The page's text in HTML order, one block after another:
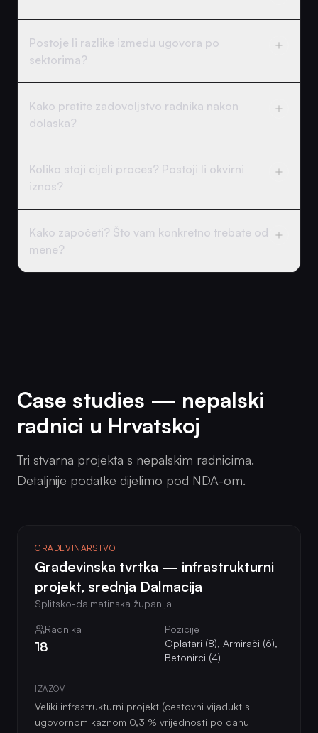
Postoje li razlike između ugovora po
sektorima?
Kako pratite zadovoljstvo radnika nakon
dolaska?
Koliko stoji cijeli proces? Postoji li okvirni
iznos?
Kako započeti? Što vam konkretno trebate od
mene?
Case studies — nepalski
radnici u Hrvatskoj
Tri stvarna projekta s nepalskim radnicima.
Detaljnije podatke dijelimo pod NDA-om.
GRAĐEVINARSTVO
Građevinska tvrtka — infrastrukturni
projekt, srednja Dalmacija
Splitsko-dalmatinska županija
Radnika
18
Pozicije
Oplatari (8), Armirači (6),
Betonirci (4)
IZAZOV
Veliki infrastrukturni projekt (cestovni vijadukt s
ugovornom kaznom 0,3 % vrijednosti po danu